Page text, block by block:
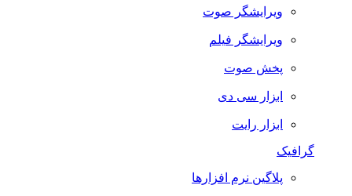
ویرایشگر صوت
ویرایشگر فیلم
پخش صوت
ابزار سی دی
ابزار رایت
گرافیک
پلاگین نرم افزارها